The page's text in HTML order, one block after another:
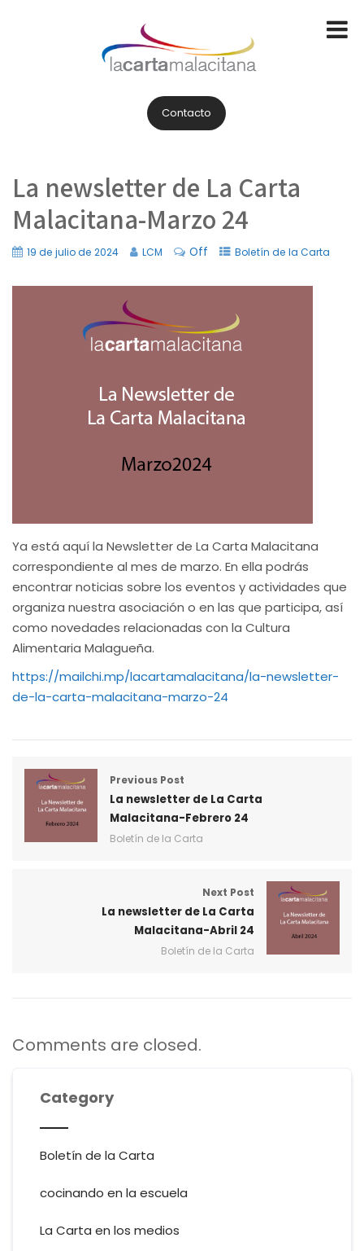
Contacto
La newsletter de La Carta
Malacitana-Marzo 24
19 de julio de 2024 LCM Off Boletín de la Carta
Ya está aquí la Newsletter de La Carta Malacitana
correspondiente al mes de marzo. En ella podrás
encontrar noticias sobre los eventos y actividades que
organiza nuestra asociación o en las que participa, así
como novedades relacionadas con la Cultura
Alimentaria Malagueña.
https://mailchi.mp/lacartamalacitana/la-newsletter-
de-la-carta-malacitana-marzo-24
Previous Post
La newsletter de La Carta
Malacitana-Febrero 24
Boletín de la Carta
Next Post
La newsletter de La Carta
Malacitana-Abril 24
Boletín de la Carta
Comments are closed.
Category
Boletín de la Carta
cocinando en la escuela
La Carta en los medios